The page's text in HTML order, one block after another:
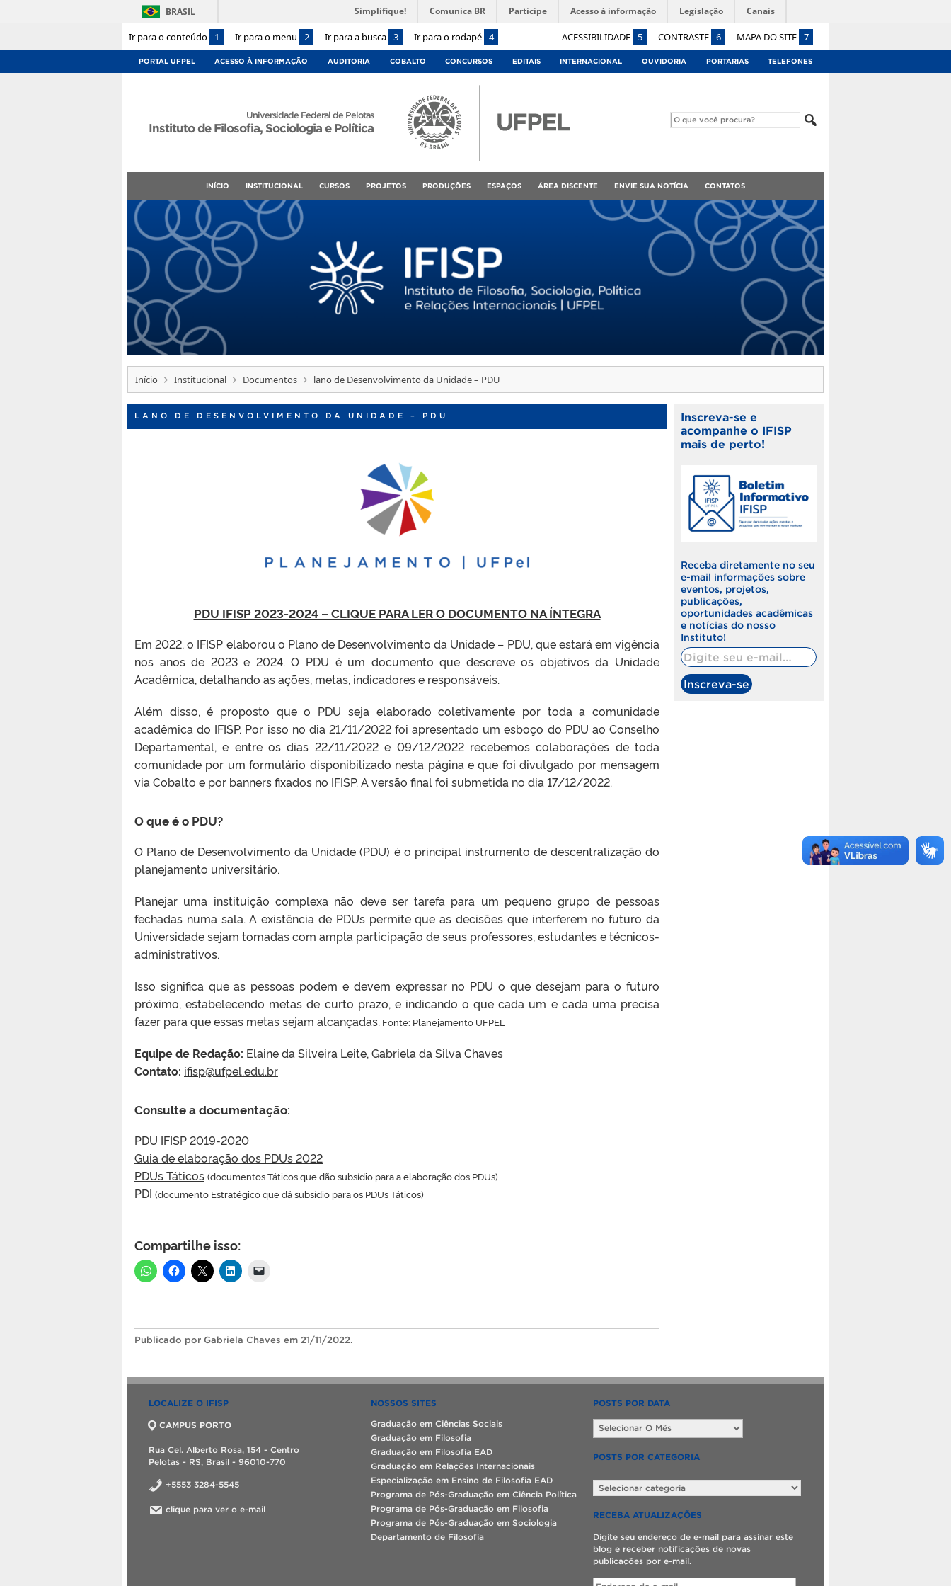
Ir para o conteúdo 1 Ir para o menu 2 Ir para a busca 3 Ir para o rodapé 4 ACESSIBILIDADE 5 CONTRASTE 6 MAPA DO SITE 7
BRASIL Simplifique! Comunica BR Participe Acesso à informação Legislação Canais
PORTAL UFPEL ACESSO À INFORMAÇÃO AUDITORIA COBALTO CONCURSOS EDITAIS INTERNACIONAL OUVIDORIA PORTARIAS TELEFONES
Universidade Federal de Pelotas
Instituto de Filosofia, Sociologia e Política
INÍCIO INSTITUCIONAL CURSOS PROJETOS PRODUÇÕES ESPAÇOS ÁREA DISCENTE ENVIE SUA NOTÍCIA CONTATOS
Início Institucional Documentos lano de Desenvolvimento da Unidade – PDU
LANO DE DESENVOLVIMENTO DA UNIDADE – PDU
PDU IFISP 2023-2024 – CLIQUE PARA LER O DOCUMENTO NA ÍNTEGRA
Em 2022, o IFISP elaborou o Plano de Desenvolvimento da Unidade – PDU, que estará em vigência
nos anos de 2023 e 2024. O PDU é um documento que descreve os objetivos da Unidade
Acadêmica, detalhando as ações, metas, indicadores e responsáveis.
Além disso, é proposto que o PDU seja elaborado coletivamente por toda a comunidade
acadêmica do IFISP. Por isso no dia 21/11/2022 foi apresentado um esboço do PDU ao Conselho
Departamental, e entre os dias 22/11/2022 e 09/12/2022 recebemos colaborações de toda
comunidade por um formulário disponibilizado nesta página e que foi divulgado por mensagem
via Cobalto e por banners fixados no IFISP. A versão final foi submetida no dia 17/12/2022.
O que é o PDU?
O Plano de Desenvolvimento da Unidade (PDU) é o principal instrumento de descentralização do
planejamento universitário.
Planejar uma instituição complexa não deve ser tarefa para um pequeno grupo de pessoas
fechadas numa sala. A existência de PDUs permite que as decisões que interferem no futuro da
Universidade sejam tomadas com ampla participação de seus professores, estudantes e técnicos-
administrativos.
Isso significa que as pessoas podem e devem expressar no PDU o que desejam para o futuro
próximo, estabelecendo metas de curto prazo, e indicando o que cada um e cada uma precisa
fazer para que essas metas sejam alcançadas. Fonte: Planejamento UFPEL
Equipe de Redação: Elaine da Silveira Leite, Gabriela da Silva Chaves
Contato: ifisp@ufpel.edu.br
Consulte a documentação:
PDU IFISP 2019-2020
Guia de elaboração dos PDUs 2022
PDUs Táticos (documentos Táticos que dão subsídio para a elaboração dos PDUs)
PDI (documento Estratégico que dá subsídio para os PDUs Táticos)
Compartilhe isso:
Publicado por Gabriela Chaves em 21/11/2022.
Inscreva-se e
acompanhe o IFISP
mais de perto!
Receba diretamente no seu
e-mail informações sobre
eventos, projetos,
publicações,
oportunidades acadêmicas
e notícias do nosso
Instituto!
Digite seu e-mail…
Inscreva-se
LOCALIZE O IFISP
CAMPUS PORTO
Rua Cel. Alberto Rosa, 154 - Centro
Pelotas - RS, Brasil - 96010-770
+5553 3284-5545
clique para ver o e-mail
NOSSOS SITES
Graduação em Ciências Sociais
Graduação em Filosofia
Graduação em Filosofia EAD
Graduação em Relações Internacionais
Especialização em Ensino de Filosofia EAD
Programa de Pós-Graduação em Ciência Política
Programa de Pós-Graduação em Filosofia
Programa de Pós-Graduação em Sociologia
Departamento de Filosofia
POSTS POR DATA
Posts
por
POSTS POR CATEGORIA
por
categoria
RECEBA ATUALIZAÇÕES
Digite seu endereço de e-mail para assinar este
blog e receber notificações de novas
publicações por e-mail.
Endereço